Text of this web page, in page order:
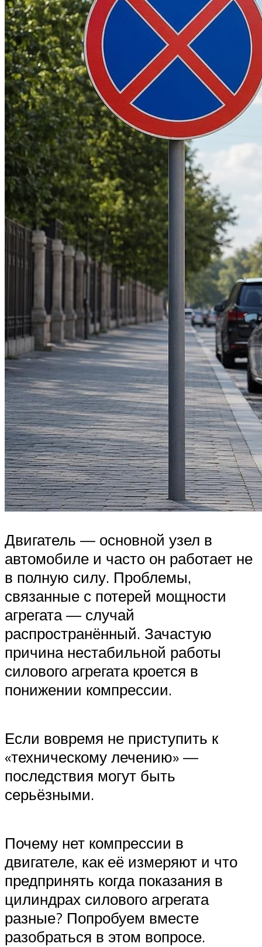
Двигатель — основной узел в
автомобиле и часто он работает не
в полную силу. Проблемы,
связанные с потерей мощности
агрегата — случай
распространённый. Зачастую
причина нестабильной работы
силового агрегата кроется в
понижении компрессии.
Если вовремя не приступить к
«техническому лечению» —
последствия могут быть
серьёзными.
Почему нет компрессии в
двигателе, как её измеряют и что
предпринять когда показания в
цилиндрах силового агрегата
разные? Попробуем вместе
разобраться в этом вопросе.